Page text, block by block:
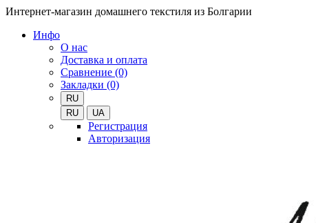
Интернет-магазин домашнего текстиля из Болгарии
Инфо
О нас
Доставка и оплата
Сравнение (0)
Закладки (0)
RU
RU
UA
Регистрация
Авторизация